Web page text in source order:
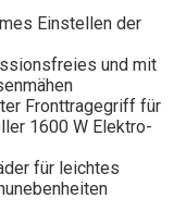
Einstellen der
und mit
Fronttragegriff für
1600 W Elektro-
für leichtes